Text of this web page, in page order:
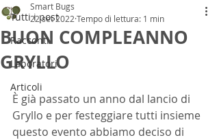
Tutti i post
Racconti
Laboratori
Articoli
BUON COMPLEANNO
GRYLLO
Smart Bugs
22 set 2022 Tempo di lettura: 1 min
È già passato un anno dal lancio di
Gryllo e per festeggiare tutti insieme
questo evento abbiamo deciso di